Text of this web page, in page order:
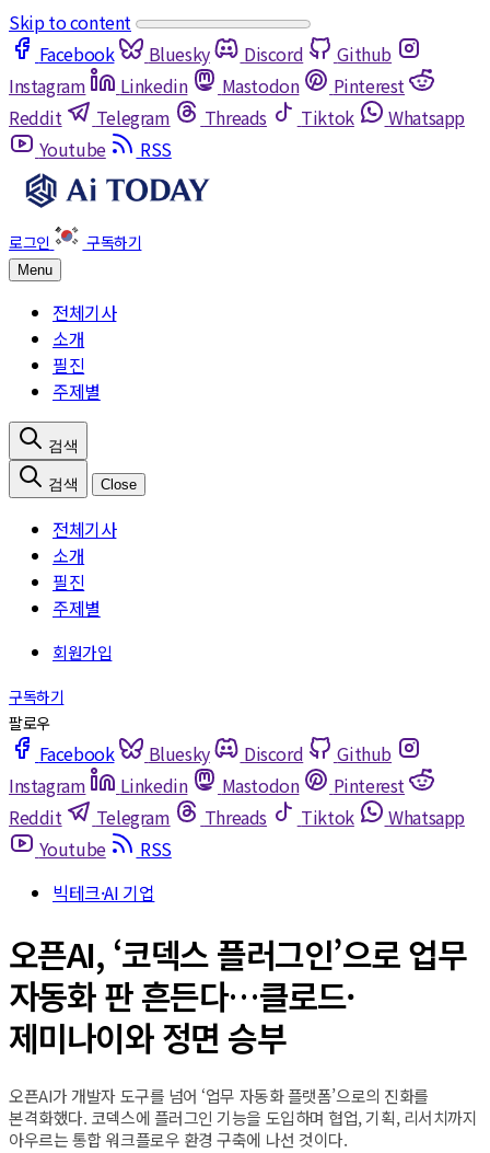
Skip to content
Facebook
Bluesky Discord
Github
Instagram
Linkedin Mastodon
Pinterest
Reddit
Telegram Threads Tiktok
Whatsapp
Youtube
RSS
Menu
전체기사
소개
필진
주제별
Close
전체기사
소개
필진
주제별
Facebook Bluesky Discord
Github
Instagram
Linkedin Mastodon
Pinterest
Reddit
Telegram Threads Tiktok
Whatsapp
Youtube
RSS
빅테크·AI 기업
오픈AI, ‘코덱스 플러그인’으로 업무
자동화 판 흔든다…클로드·
제미나이와 정면 승부
오픈AI가 개발자 도구를 넘어 ‘업무 자동화 플랫폼’으로의 진화를
본격화했다. 코덱스에 플러그인 기능을 도입하며 협업, 기획, 리서치까지
아우르는 통합 워크플로우 환경 구축에 나선 것이다.